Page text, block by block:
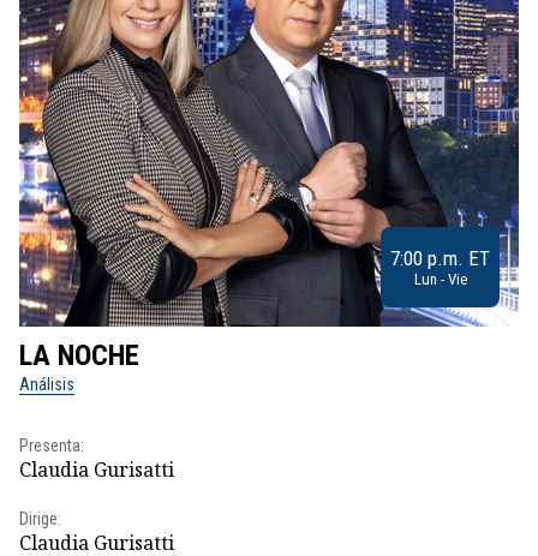
7:00 p.m. ET
Lun - Vie
LA NOCHE
Análisis
Presenta:
Claudia Gurisatti
Dirige:
Claudia Gurisatti